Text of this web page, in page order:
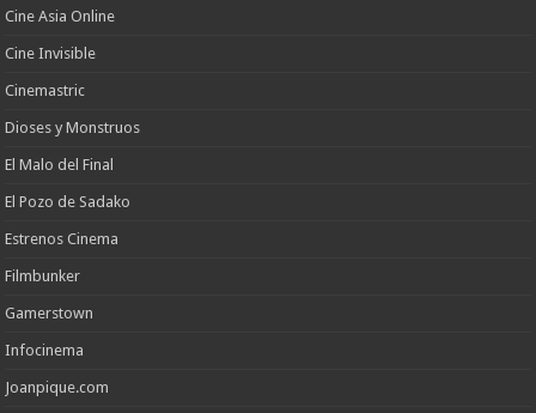
Cine Asia Online
Cine Invisible
Cinemastric
Dioses y Monstruos
El Malo del Final
El Pozo de Sadako
Estrenos Cinema
Filmbunker
Gamerstown
Infocinema
Joanpique.com